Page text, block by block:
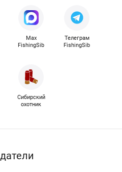
Max
FishingSib
Телеграм
FishingSib
Сибирский
охотник